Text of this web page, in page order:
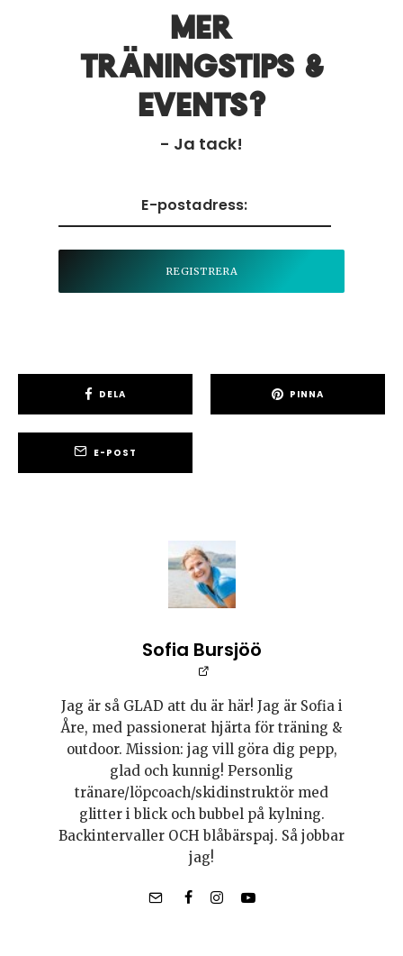
Mer
träningstips &
events?
- Ja tack!
DELA PINNA
E-POST
Sofia Bursjöö
Jag är så GLAD att du är här! Jag är Sofia i
Åre, med passionerat hjärta för träning &
outdoor. Mission: jag vill göra dig pepp,
glad och kunnig! Personlig
tränare/löpcoach/skidinstruktör med
glitter i blick och bubbel på kylning.
Backintervaller OCH blåbärspaj. Så jobbar
jag!